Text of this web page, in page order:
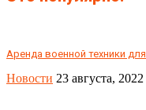
Аренда военной техники
Новости 23 августа, 2022